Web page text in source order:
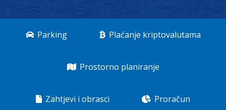
Parking Plaćanje kriptovalutama
Prostorno planiranje
Zahtjevi i obrasci Proračun